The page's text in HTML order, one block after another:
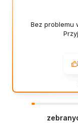
Bez problemu